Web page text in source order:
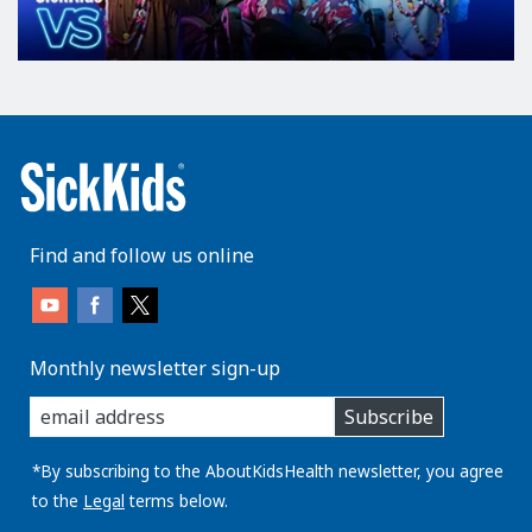
Find and follow us online
Monthly newsletter sign-up
enter
you
email
address:
Subscribe
*By subscribing to the AboutKidsHealth newsletter, you agree
to the Legal terms below.